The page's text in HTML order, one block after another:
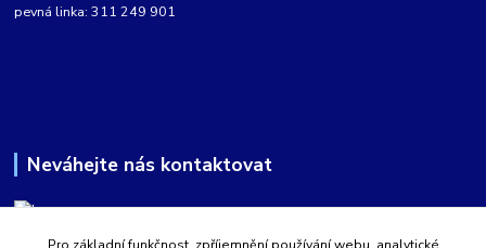
pevná linka: 311 249 901
Neváhejte nás kontaktovat